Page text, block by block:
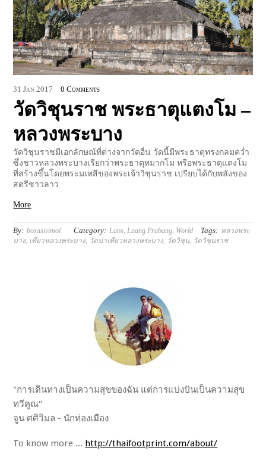
31 Jan 2017 0 Comments
วัดวิชุนราช พระธาตุแตงโม –
หลวงพระบาง
วัดวิชุนราชมีเอกลักษณ์ที่ต่างจากวัดอื่น วัดนี้มีพระธาตุทรงกลมคว่ำ
ซึ่งชาวหลวงพระบางเรียกว่าพระธาตุหมากโม หรือพระธาตุแตงโม
ที่สร้างขึ้นโดยพระมเหสีของพระเจ้าวิชุนราช เปรียบได้กับพลังของ
สตรีชาวลาว
More
By: bosasivimol Category: Laos,Luang Prabang, World Tags: หลวงพระ
บาง, เที่ยวหลวงพระบาง, วัดน่าเที่ยวหลวงพระบาง, วัดวิชุน, วัดวิชุนราช
"การเดินทางเป็นความสุขของฉัน แต่การแบ่งปันเป็นความสุข
ทวีคูณ"
จูน ศศิวิมล - นักท่องเมือง
To know more ... http://thaifootprint.com/about/